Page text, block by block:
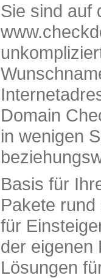
Sie sind auf
Domain
in wenigen
Basis für
Pakete rund
für
der eigenen
Lösungen